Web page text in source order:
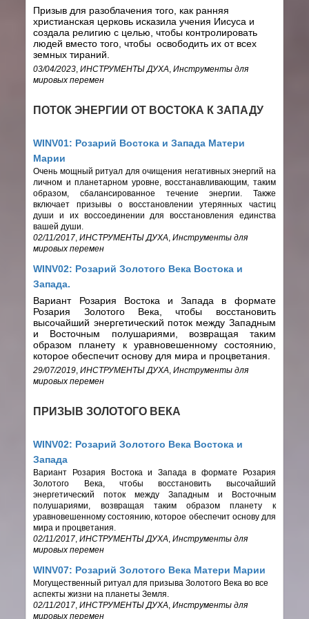
Призыв для разоблачения того, как ранняя
христианская церковь исказила учения Иисуса и
создала религию с целью, чтобы контролировать
людей вместо того, чтобы освободить их от всех
земных тираний.
03/04/2023 ,ИНСТРУМЕНТЫ ДУХА ,Инструменты для
мировых перемен
ПОТОК ЭНЕРГИИ ОТ ВОСТОКА К ЗАПАДУ
WINV01: Розарий Востока и Запада Матери
Марии
Очень мощный ритуал для очищения негативных энергий на
личном и планетарном уровне, восстанавливающим, таким
образом, сбалансированное течение энергии. Также
включает призывы о восстановлении утерянных частиц
души и их воссоединении для восстановления единства
вашей души.
02/11/2017 ,ИНСТРУМЕНТЫ ДУХА ,Инструменты для
мировых перемен
WINV02: Розарий Золотого Века Востока и
Запада.
Вариант Розария Востока и Запада в формате
Розария Золотого Века, чтобы восстановить
высочайший энергетический поток между Западным
и Восточным полушариями, возвращая таким
образом планету к уравновешенному состоянию,
которое обеспечит основу для мира и процветания.
29/07/2019 ,ИНСТРУМЕНТЫ ДУХА ,Инструменты для
мировых перемен
ПРИЗЫВ ЗОЛОТОГО ВЕКА
WINV02: Розарий Золотого Века Востока и
Запада
Вариант Розария Востока и Запада в формате Розария
Золотого Века, чтобы восстановить высочайший
энергетический поток между Западным и Восточным
полушариями, возвращая таким образом планету к
уравновешенному состоянию, которое обеспечит основу для
мира и процветания.
02/11/2017 ,ИНСТРУМЕНТЫ ДУХА ,Инструменты для
мировых перемен
WINV07: Розарий Золотого Века Матери Марии
Могущественный ритуал для призыва Золотого Века во все
аспекты жизни на планеты Земля.
02/11/2017 ,ИНСТРУМЕНТЫ ДУХА ,Инструменты для
мировых перемен